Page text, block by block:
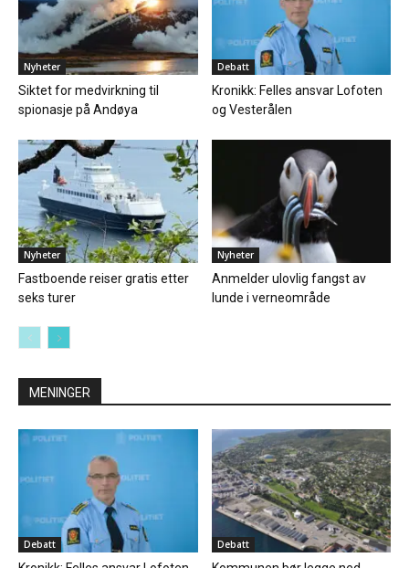
Nyheter
Siktet for medvirkning til
spionasje på Andøya
Debatt
Kronikk: Felles ansvar Lofoten
og Vesterålen
Nyheter
Fastboende reiser gratis etter
seks turer
Nyheter
Anmelder ulovlig fangst av
lunde i verneområde
MENINGER
Debatt Debatt